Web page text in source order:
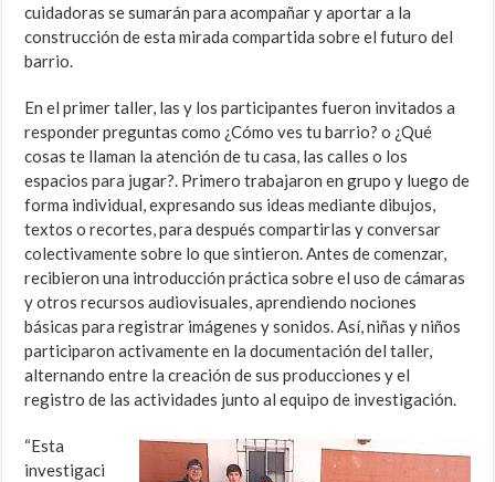
cuidadoras se sumarán para acompañar y aportar a la
construcción de esta mirada compartida sobre el futuro del
barrio.
En el primer taller, las y los participantes fueron invitados a
responder preguntas como ¿Cómo ves tu barrio? o ¿Qué
cosas te llaman la atención de tu casa, las calles o los
espacios para jugar?. Primero trabajaron en grupo y luego de
forma individual, expresando sus ideas mediante dibujos,
textos o recortes, para después compartirlas y conversar
colectivamente sobre lo que sintieron. Antes de comenzar,
recibieron una introducción práctica sobre el uso de cámaras
y otros recursos audiovisuales, aprendiendo nociones
básicas para registrar imágenes y sonidos. Así, niñas y niños
participaron activamente en la documentación del taller,
alternando entre la creación de sus producciones y el
registro de las actividades junto al equipo de investigación.
“Esta
investigaci